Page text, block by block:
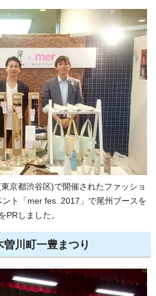
京都渋谷区)で開催されたファッショ
ト「mer fes. 2017」で尾州ブースを
PRしました。
川町一豊まつり